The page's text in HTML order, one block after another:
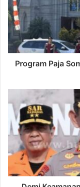
Program Paja